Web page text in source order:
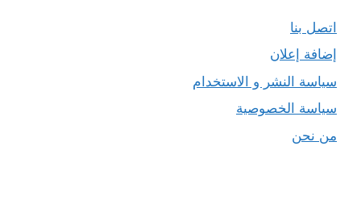
اتصل بنا
إضافة إعلان
سياسة النشر و الاستخدام
سياسة الخصوصية
من نحن